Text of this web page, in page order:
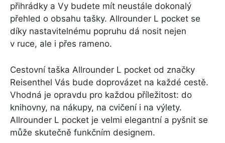
přihrádky a Vy budete mít neustále dokonalý
přehled o obsahu tašky. Allrounder L pocket se
díky nastavitelnému popruhu dá nosit nejen
v ruce, ale i přes rameno.
Cestovní taška Allrounder L pocket od značky
Reisenthel Vás bude doprovázet na každé cestě.
Vhodná je opravdu pro každou příležitost: do
knihovny, na nákupy, na cvičení i na výlety.
Allrounder L pocket je velmi elegantní a pyšnit se
může skutečně funkčním designem.